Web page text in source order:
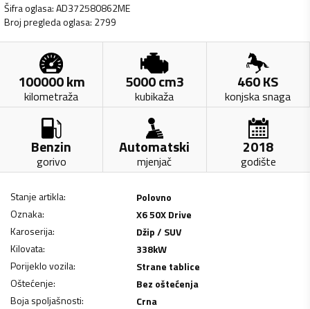
Šifra oglasa:AD372580862ME
Broj pregleda oglasa: 2799
100000km
kilometraža
5000cm3
kubikaža
460KS
konjska snaga
Benzin
gorivo
Automatski
mjenjač
2018
godište
Stanje artikla:
Polovno
Oznaka:
X6 50X Drive
Karoserija:
Džip / SUV
Kilovata: 338kW
Porijeklo vozila:
Strane tablice
Oštećenje:
Bez oštećenja
Boja spoljašnosti:
Crna